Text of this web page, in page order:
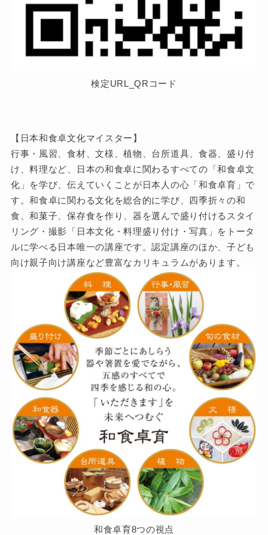
検定URL_QRコード
【日本和食卓文化マイスター】
行事・風習、食材、文様、植物、台所道具、食器、盛り付
け、料理など、日本の和食卓に関わるすべての「和食卓文
化」を学び、伝えていくことが日本人の心「和食卓育」で
す。和食卓に関わる文化を総合的に学び、四季折々の和
食、和菓子、保存食を作り、器を選んで盛り付けるスタイ
リング・撮影「日本文化・料理盛り付け・写真」をトータ
ルに学べる日本唯一の講座です。認定講座のほか、子ども
向け親子向け講座など豊富なカリキュラムがあります。
和食卓育8つの視点